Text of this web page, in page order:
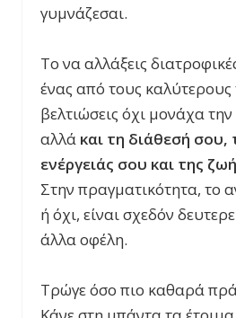
γυμνάζεσαι.
Το να αλλάξεις
ένας από τους
βελτιώσεις όχι μονάχα
αλλά και τη διάθεσή σου,
ενέργειάς σου και της
Στην πραγματικότητα, το
ή όχι, είναι σχεδόν
άλλα οφέλη.
Τρώγε όσο πιο καθαρά